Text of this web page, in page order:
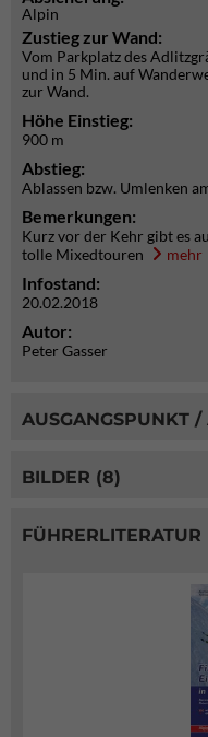
Alpin
Zustieg zur Wand:
Vom Parkplatz des
und in 5 Min. auf
zur Wand.
Höhe Einstieg:
900 m
Abstieg:
Ablassen bzw. Umlenken
Bemerkungen:
Kurz vor der Kehr gibt es
tolle Mixedtouren
mehr
Infostand:
20.02.2018
Autor:
Peter Gasser
AUSGANGSPUNKT /
BILDER (8)